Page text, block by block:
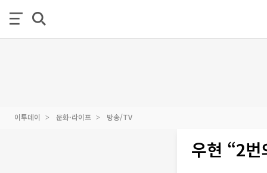
이투데이 문화·라이프 방송/TV
우현 “2번